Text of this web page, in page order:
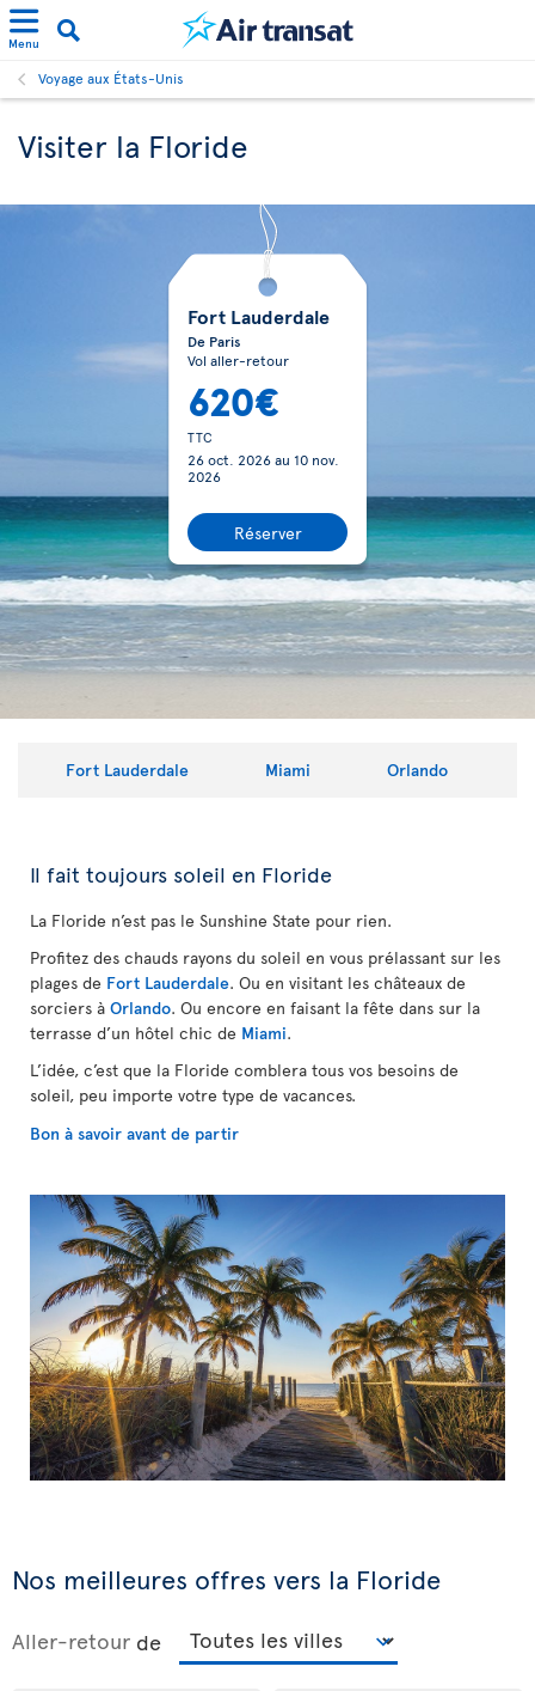
Menu
Voyage aux États-Unis
Visiter la Floride
Fort Lauderdale
De Paris
Vol aller-retour
620€
TTC
26 oct. 2026au 10 nov.
2026
Réserver
Fort Lauderdale Miami Orlando
Il fait toujours soleil en Floride
La Floride n’est pas le Sunshine State pour rien.
Profitez des chauds rayons du soleil en vous prélassant sur les
plages de Fort Lauderdale. Ou en visitant les châteaux de
sorciers à Orlando. Ou encore en faisant la fête dans sur la
terrasse d’un hôtel chic de Miami.
L’idée, c’est que la Floride comblera tous vos besoins de
soleil, peu importe votre type de vacances.
Bon à savoir avant de partir
Nos meilleures offres vers la Floride
Aller-retour de